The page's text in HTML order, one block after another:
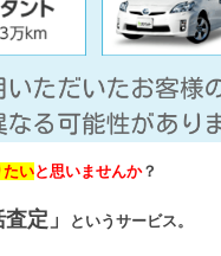
たいと思いませんか？
定」 というサービス。